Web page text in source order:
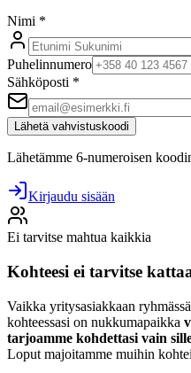
Nimi *
Puhelinnumero
Sähköposti *
Lähetä vahvistuskoodi
Lähetämme 6-numeroisen
Kirjaudu sisään
Ei tarvitse mahtua kaikkia
Kohteesi ei tarvitse
Vaikka yritysasiakkaan
kohteessasi on nukkumapaikka
tarjoamme kohdettasi vain
Loput majoitamme muihin